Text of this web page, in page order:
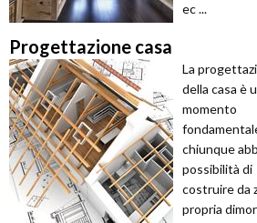
ec ...
Progettazione casa
La
della casa è
momento
chiunque
possibilità di
costruire da
propria dimor